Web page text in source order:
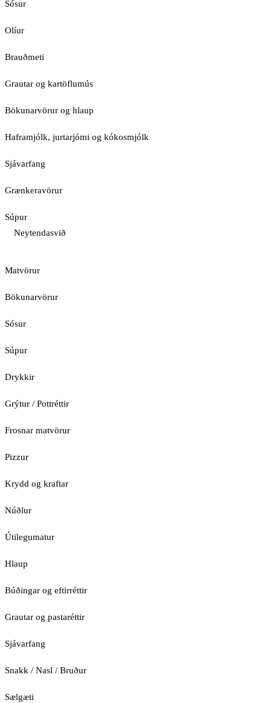
Sósur
Olíur
Brauðmeti
Grautar og kartöflumús
Bökunarvörur og hlaup
Haframjólk, jurtarjómi og kókosmjólk
Sjávarfang
Grænkeravörur
Súpur
Neytendasvið
Matvörur
Bökunarvörur
Sósur
Súpur
Drykkir
Grýtur / Pottréttir
Frosnar matvörur
Pizzur
Krydd og kraftar
Núðlur
Útilegumatur
Hlaup
Búðingar og eftirréttir
Grautar og pastaréttir
Sjávarfang
Snakk / Nasl / Bruður
Sælgæti